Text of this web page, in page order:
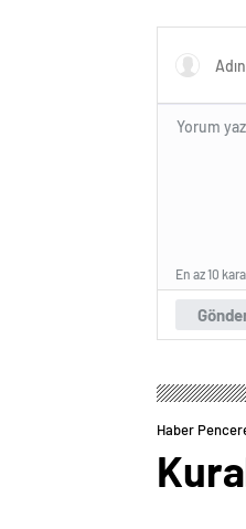
En az 10
Haber